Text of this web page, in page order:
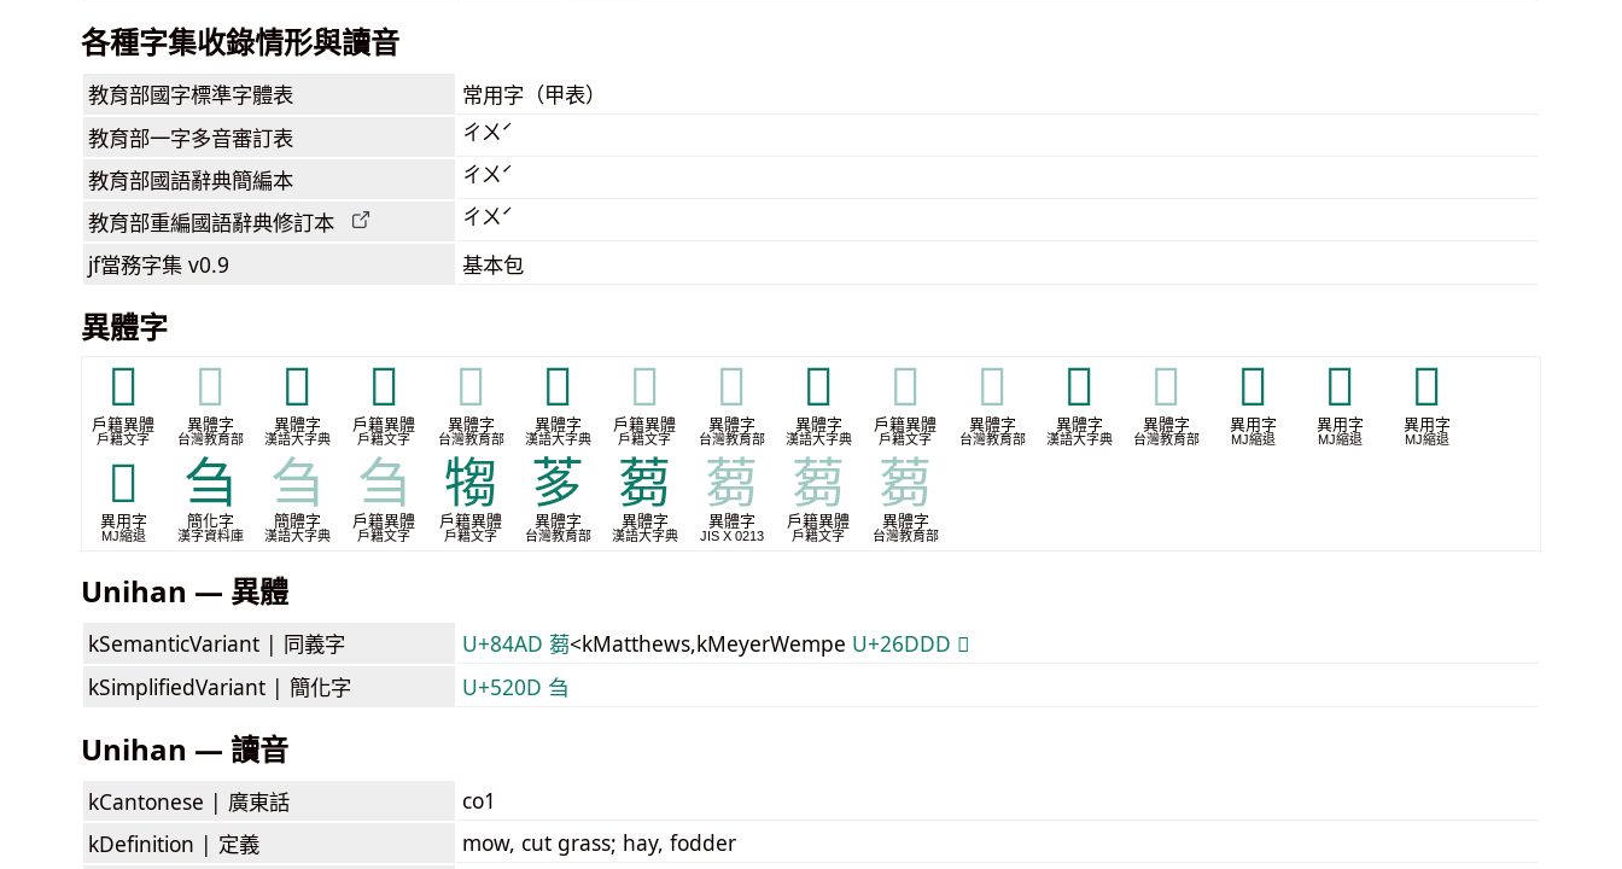
各種字集收錄情形與讀音
教育部國字標準字體表 常用字（甲表）
教育部一字多音審訂表 ㄔㄨˊ
教育部國語辭典簡編本 ㄔㄨˊ
教育部重編國語辭典修訂本 ㄔㄨˊ
jf當務字集 v0.9 基本包
異體字
𠣧
戶籍異體
戶籍文字
𠣧
異體字
台灣教育部
𦭍
異體字
漢語大字典
𦮊
戶籍異體
戶籍文字
𦮊
異體字
台灣教育部
𦱪
異體字
漢語大字典
𦱪
戶籍異體
戶籍文字
𦱪
異體字
台灣教育部
𦱻
異體字
漢語大字典
𦱻
戶籍異體
戶籍文字
𦱻
異體字
台灣教育部
𦷝
異體字
漢語大字典
𦷝
異體字
台灣教育部
𬻈
異用字
MJ縮退
𬻑
異用字
MJ縮退
𬻘
異用字
MJ縮退
𭐴
異用字
MJ縮退
刍
簡化字
漢字資料庫
刍
簡體字
漢語大字典
刍
戶籍異體
戶籍文字
犓
戶籍異體
戶籍文字
茤
異體字
台灣教育部
蒭
異體字
漢語大字典
蒭
異體字
JIS X 0213
蒭
戶籍異體
戶籍文字
蒭
異體字
台灣教育部
Unihan — 異體
kSemanticVariant | 同義字 U+84AD 蒭<kMatthews,kMeyerWempe U+26DDD 𦷝
kSimplifiedVariant | 簡化字 U+520D 刍
Unihan — 讀音
kCantonese | 廣東話
co1
kDefinition | 定義
mow, cut grass; hay, fodder